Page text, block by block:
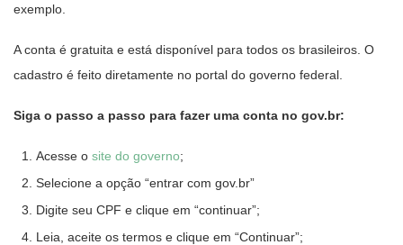
exemplo.
A conta é gratuita e está disponível para todos os brasileiros. O
cadastro é feito diretamente no portal do governo federal.
Siga o passo a passo para fazer uma conta no gov.br:
Acesse o site do governo;
Selecione a opção “entrar com gov.br”
Digite seu CPF e clique em “continuar”;
Leia, aceite os termos e clique em “Continuar”;